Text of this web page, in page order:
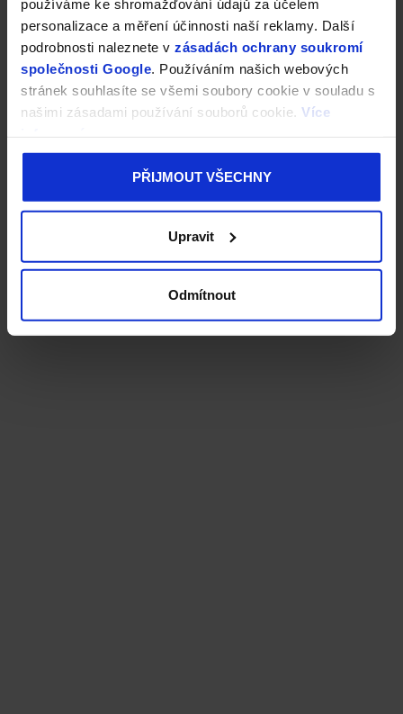
používáme ke shromažďování údajů za účelem
personalizace a měření účinnosti naší reklamy. Další
podrobnosti naleznete v zásadách ochrany soukromí
společnosti Google . Používáním našich webových
stránek souhlasíte se všemi soubory cookie v souladu s
našimi zásadami používání souborů cookie. Více
PŘIJMOUT VŠECHNY
Upravit
Odmítnout